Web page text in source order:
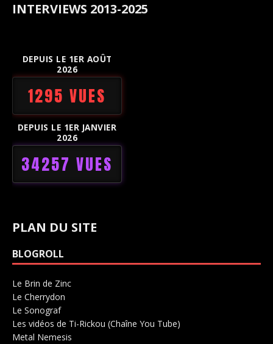
INTERVIEWS 2013-2025
DEPUIS LE 1ER AOÛT
2026
1295 VUES
DEPUIS LE 1ER JANVIER
2026
34257 VUES
PLAN DU SITE
BLOGROLL
Le Brin de Zinc
Le Cherrydon
Le SonografSalle de concerts 0
Les vidéos de Ti-Rickou (Chaîne You Tube)
Metal Nemesis